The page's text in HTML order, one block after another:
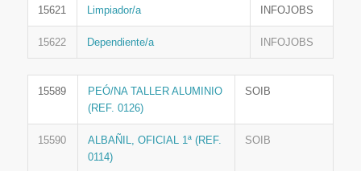
15621 Limpiador/a INFOJOBS
15622 Dependiente/a INFOJOBS
15589
PEÓ/NA TALLER ALUMINIO
(REF. 0126)
SOIB
15590
ALBAÑIL, OFICIAL 1ª (REF.
0114)
SOIB